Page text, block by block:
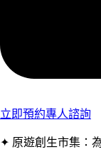
立即預約專人諮詢
✦ 原遊創生市集：